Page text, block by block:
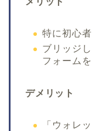
特に初心
ブリッジ
フォーム
デメリット
「ウォレ